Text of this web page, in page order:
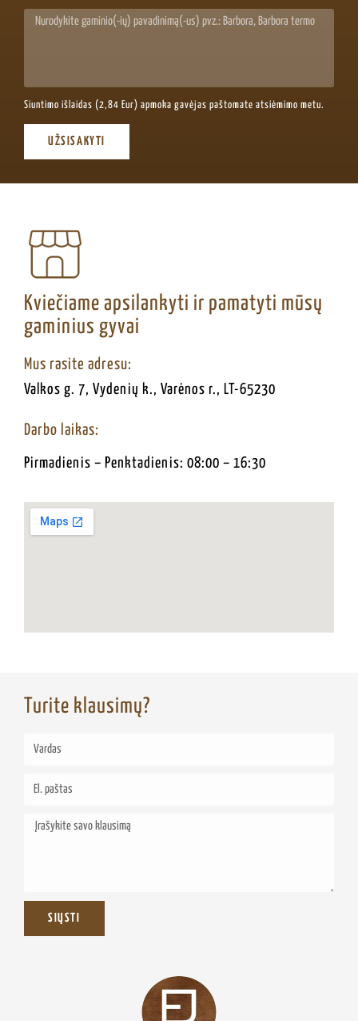
Siuntimo išlaidas (2,84 Eur) apmoka gavėjas paštomate atsiėmimo metu.
UŽSISAKYTI
Kviečiame apsilankyti ir pamatyti mūsų
gaminius gyvai
Mus rasite adresu:
Valkos g. 7, Vydenių k., Varėnos r., LT-65230
Darbo laikas:
Pirmadienis – Penktadienis: 08:00 – 16:30
Turite klausimų?
SIŲSTI